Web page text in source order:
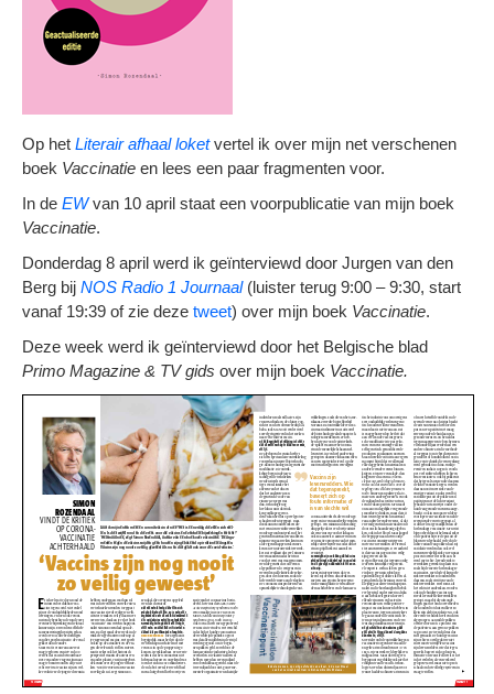
Op het Literair afhaal loketvertel ik over mijn net verschenen
boek Vaccinatie en lees een paar fragmenten voor.
In de EWvan 10 april staat een voorpublicatie van mijn boek
Vaccinatie.
Donderdag 8 april werd ik geïnterviewd door Jurgen van den
Berg bij NOS Radio 1 Journaal(luister terug 9:00 – 9:30, start
vanaf 19:39 of zie deze tweet) over mijn boek Vaccinatie.
Deze week werd ik geïnterviewd door het Belgische blad
Primo Magazine & TV gids over mijn boek Vaccinatie.